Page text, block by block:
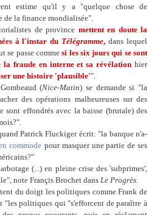
estime qu'il y a "quelque chose de
de la finance mondialisée".
de province mettent en doute la
à l'instar du Télégramme, dans lequel
se passe commesi les six jours qui se sont
la fraude en interne et sa révélation hier
une histoire 'plausible'".
(Nice-Matin) se demande si "la
des opérations malheureuses sur des
sont effondrés avec la baisse (brutale) des
Patrick Fluckiger écrit: "la banque n'a-
commode pour masquer une partie de ses
(...) en pleine crise des 'subprimes',
note Françis Brochet dans Le Progrès.
du doigt les politiques comme Frank de
"les politiques qui "s'efforcent de paraître à